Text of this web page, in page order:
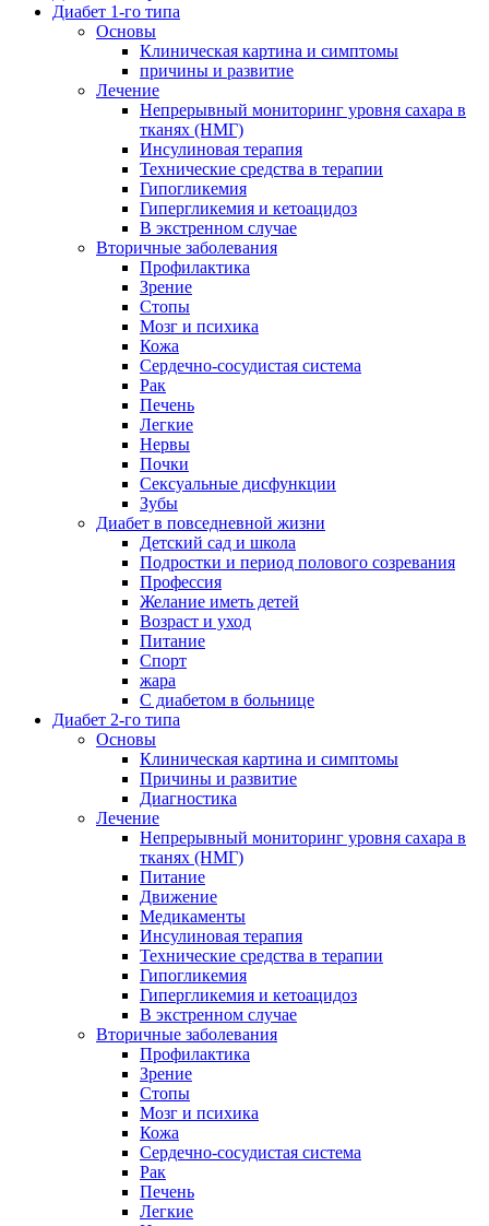
Диабет 1-го типа
Основы
Клиническая картина и симптомы
причины и развитие
Лечение
Непрерывный мониторинг уровня сахара в
тканях (НМГ)
Инсулиновая терапия
Технические средства в терапии
Гипогликемия
Гипергликемия и кетоацидоз
В экстренном случае
Вторичные заболевания
Профилактика
Зрение
Стопы
Мозг и психика
Кожа
Сердечно-сосудистая система
Рак
Печень
Легкие
Нервы
Почки
Сексуальные дисфункции
Зубы
Диабет в повседневной жизни
Детский сад и школа
Подростки и период полового созревания
Профессия
Желание иметь детей
Возраст и уход
Питание
Спорт
жара
С диабетом в больнице
Диабет 2-го типа
Основы
Клиническая картина и симптомы
Причины и развитие
Диагностика
Лечение
Непрерывный мониторинг уровня сахара в
тканях (НМГ)
Питание
Движение
Медикаменты
Инсулиновая терапия
Технические средства в терапии
Гипогликемия
Гипергликемия и кетоацидоз
В экстренном случае
Вторичные заболевания
Профилактика
Зрение
Стопы
Мозг и психика
Кожа
Сердечно-сосудистая система
Рак
Печень
Легкие